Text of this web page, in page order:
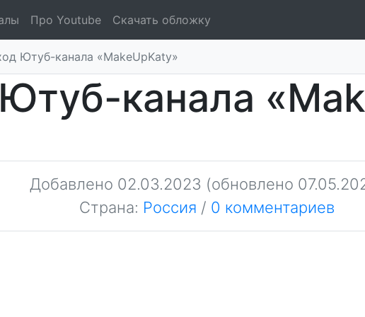
Про Youtube Скачать обложку
Ютуб-канала «MakeUpKaty»
канала
Добавлено 02.03.2023 (обновлено
Страна: Россия / 0 комментариев